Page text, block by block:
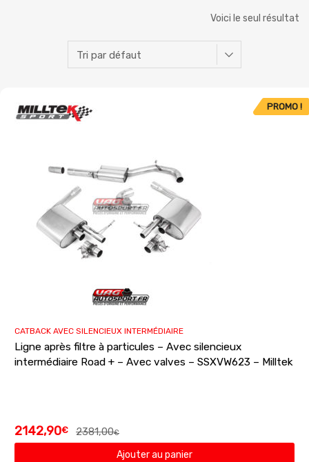
Voici le seul résultat
PROMO !
CATBACK AVEC SILENCIEUX INTERMÉDIAIRE
Ligne après filtre à particules – Avec silencieux
intermédiaire Road + – Avec valves – SSXVW623 – Milltek
2381,00€
2142,90€
Ajouter au panier